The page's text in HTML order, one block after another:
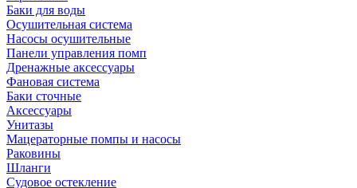
Баки для воды
Осушительная система
Насосы осушительные
Панели управления помп
Дренажные аксессуары
Фановая система
Баки сточные
Аксессуары
Унитазы
Мацераторные помпы и насосы
Раковины
Шланги
Судовое остекление